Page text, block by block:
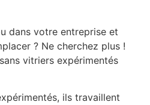
dans votre entreprise et
? Ne cherchez plus !
vitriers expérimentés
ils travaillent